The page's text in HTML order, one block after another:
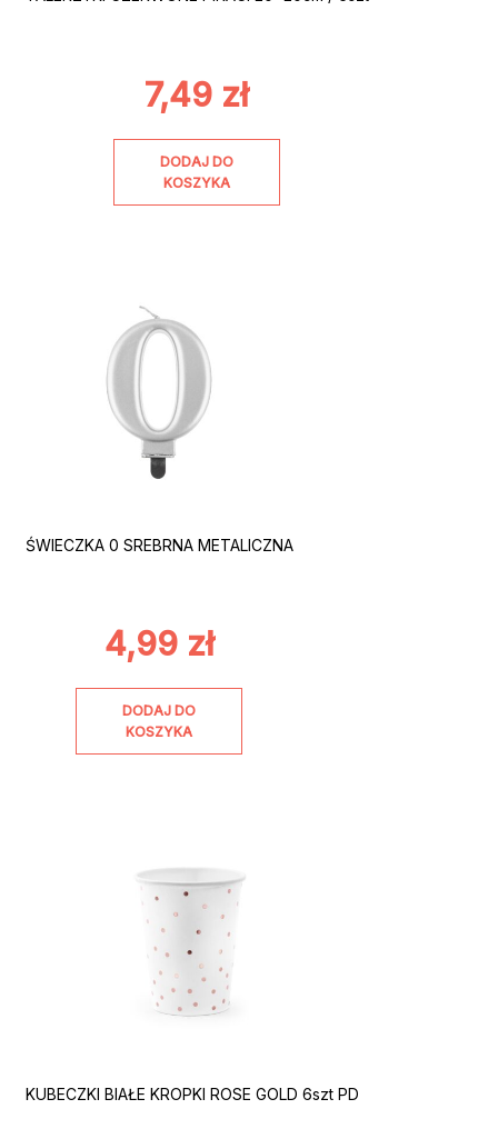
7,49 zł
DODAJ DO
KOSZYKA
ŚWIECZKA 0 SREBRNA METALICZNA
4,99 zł
DODAJ DO
KOSZYKA
KUBECZKI BIAŁE KROPKI ROSE GOLD 6szt PD